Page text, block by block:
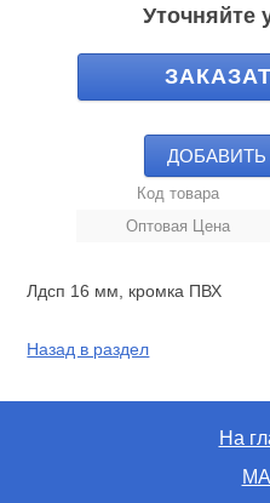
Уточняйте
Код товара
Оптовая Цена
Лдсп 16 мм, кромка ПВХ
Назад в раздел
На